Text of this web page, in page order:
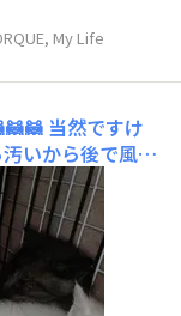
My Life
当然ですけ
いから後で風呂